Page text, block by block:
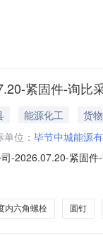
说明：
紧固件-询比
能源化工
货物
位： 毕节中城能源
-2026.07.20-紧固
任公司联系人:刘
内六角螺栓 圆钉